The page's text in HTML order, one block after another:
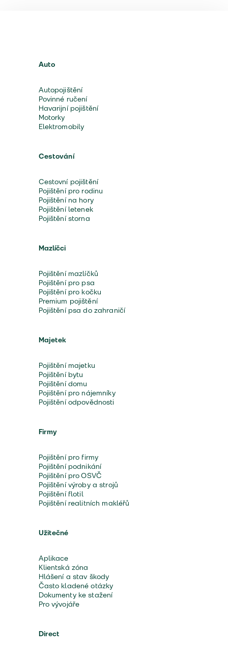
Auto
Autopojištění
Povinné ručení
Havarijní pojištění
Motorky
Elektromobily
Cestování
Cestovní pojištění
Pojištění pro rodinu
Pojištění na hory
Pojištění letenek
Pojištění storna
Mazlíčci
Pojištění mazlíčků
Pojištění pro psa
Pojištění pro kočku
Premium pojištění
Pojištění psa do zahraničí
Majetek
Pojištění majetku
Pojištění bytu
Pojištění domu
Pojištění pro nájemníky
Pojištění odpovědnosti
Firmy
Pojištění pro firmy
Pojištění podnikání
Pojištění pro OSVČ
Pojištění výroby a strojů
Pojištění flotil
Pojištění realitních makléřů
Užitečné
Aplikace
Klientská zóna
Hlášení a stav škody
Často kladené otázky
Dokumenty ke stažení
Pro vývojáře
Direct